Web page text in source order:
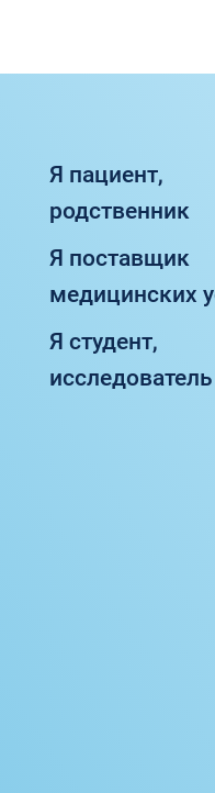
Я пациент,
родственник
Я поставщик
медицинских
Я студент,
исследователь